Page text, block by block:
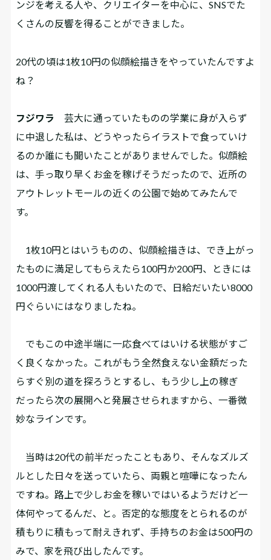
ンジを考える人や、クリエイターを中心に、SNSでた
くさんの反響を得ることができました。
――20代の頃は1枚10円の似顔絵描きをやっていたんですよ
ね？
フジワラ
芸大に通っていたものの学業に身が入らず
に中退した私は、どうやったらイラストで食っていけ
るのか誰にも聞いたことがありませんでした。似顔絵
は、手っ取り早くお金を稼げそうだったので、近所の
アウトレットモールの近くの公園で始めてみたんで
す。
1枚10円とはいうものの、似顔絵描きは、でき上がっ
たものに満足してもらえたら100円か200円、ときには
1000円渡してくれる人もいたので、日給だいたい8000
円ぐらいにはなりましたね。
でもこの中途半端に一応食べてはいける状態がすご
く良くなかった。これがもう全然食えない金額だった
らすぐ別の道を探ろうとするし、もう少し上の稼ぎ
だったら次の展開へと発展させられますから、一番微
妙なラインです。
当時は20代の前半だったこともあり、そんなズルズ
ルとした日々を送っていたら、両親と喧嘩になったん
ですね。路上で少しお金を稼いではいるようだけど一
体何やってるんだ、と。否定的な態度をとられるのが
積もりに積もって耐えきれず、手持ちのお金は500円の
みで、家を飛び出したんです。